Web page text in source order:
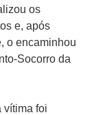
os
e, após
o encaminhou
Socorro da
vítima foi